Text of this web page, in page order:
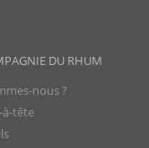
DU RHUM
nous ?
à-tête